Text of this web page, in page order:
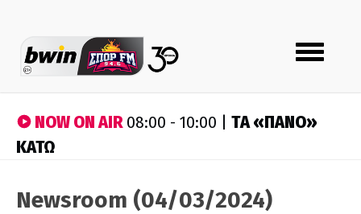
Toggle
navigation
NOW ON AIR08:00 - 10:00 | ΤA «ΠΑΝΟ»
ΚΑΤΩ
Newsroom (04/03/2024)